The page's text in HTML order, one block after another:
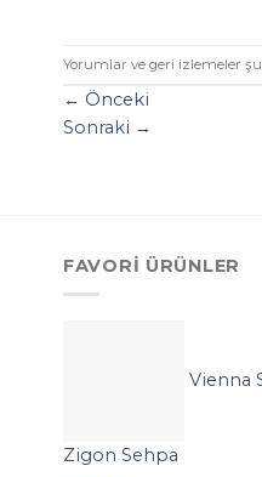
Yorumlar ve geri izlemeler şu
← Önceki
Sonraki →
FAVORI ÜRÜNLER
Vienna
Zigon Sehpa